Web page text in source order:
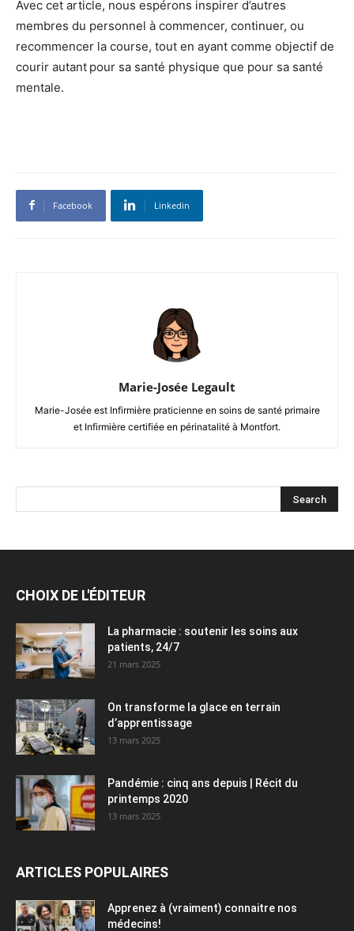
Avec cet article, nous espérons inspirer d’autres
membres du personnel à commencer, continuer, ou
recommencer la course, tout en ayant comme objectif de
courir autant pour sa santé physique que pour sa santé
mentale.
Facebook Linkedin
Marie-Josée Legault
Marie-Josée est Infirmière praticienne en soins de santé primaire
et Infirmière certifiée en périnatalité à Montfort.
CHOIX DE L'ÉDITEUR
La pharmacie : soutenir les soins aux
patients, 24/7
21 mars 2025
On transforme la glace en terrain
d’apprentissage
13 mars 2025
Pandémie : cinq ans depuis | Récit du
printemps 2020
13 mars 2025
ARTICLES POPULAIRES
Apprenez à (vraiment) connaitre nos
médecins!